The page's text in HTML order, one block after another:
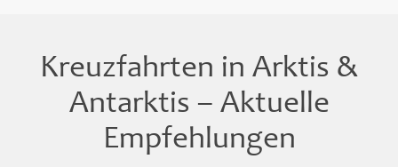
Kreuzfahrten in Arktis &
Antarktis – Aktuelle
Empfehlungen